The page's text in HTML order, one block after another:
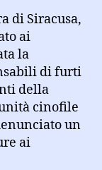
seppure
domiciliari
di Siracusa,
ai
la
di furti
della
cinofile
un
ai